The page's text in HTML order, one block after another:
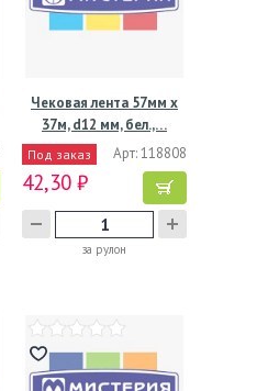
Чековая лента 57мм х
37м, d12 мм, бел.,…
Под заказ Арт: 118808
42,30 ₽
за рулон